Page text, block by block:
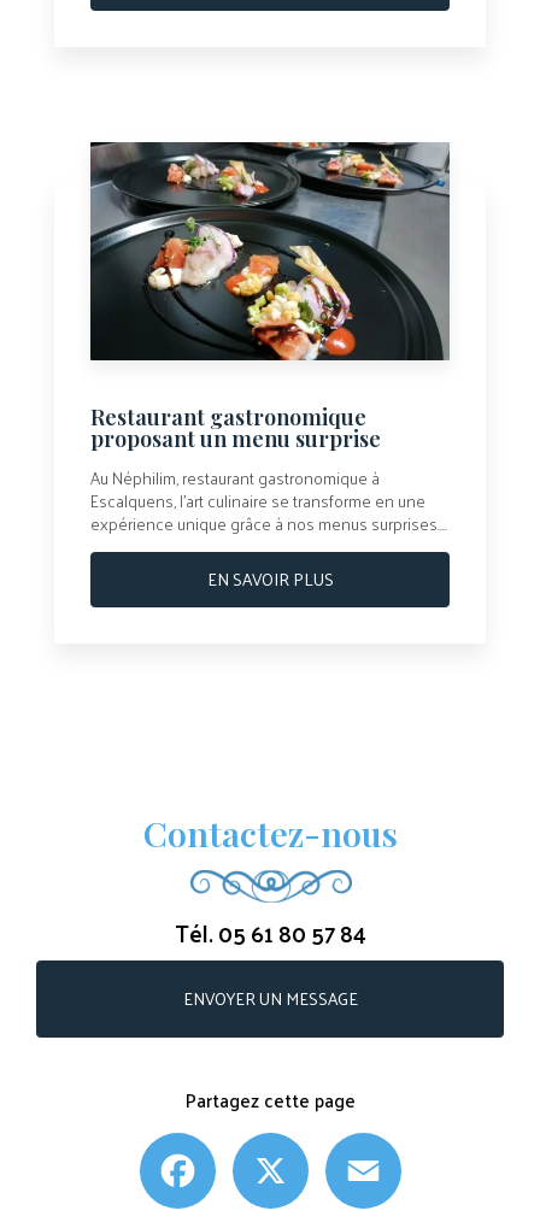
Restaurant gastronomique
proposant un menu surprise
Au Néphilim, restaurant gastronomique à
Escalquens, l’art culinaire se transforme en une
expérience unique grâce à nos menus surprises....
EN SAVOIR PLUS
Contactez-nous
Tél.05 61 80 57 84
ENVOYER UN MESSAGE
Partagez cette page
Facebook